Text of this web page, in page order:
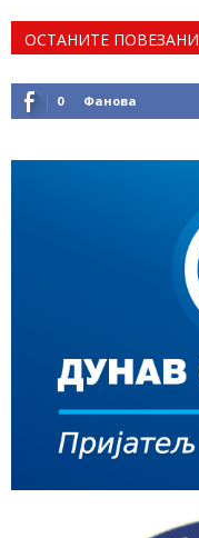
ОСТАНИТЕ ПОВЕЗАНИ
0 Фанова